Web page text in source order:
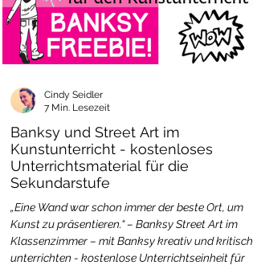
Banksy und Street Art im
Kunstunterricht - kostenloses
Unterrichtsmaterial für die
Sekundarstufe
„Eine Wand war schon immer der beste Ort, um
Kunst zu präsentieren.“ – Banksy Street Art im
Klassenzimmer – mit Banksy kreativ und kritisch
unterrichten - kostenlose Unterrichtseinheit für
Cindy Seidler
7 Min. Lesezeit